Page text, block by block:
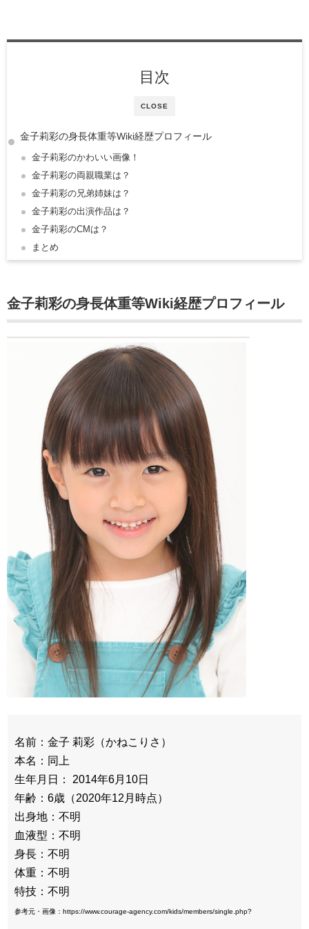
CLOSE
目次
金子莉彩の身長体重等Wiki経歴プロフィール
金子莉彩のかわいい画像！
金子莉彩の両親職業は？
金子莉彩の兄弟姉妹は？
金子莉彩の出演作品は？
金子莉彩のCMは？
まとめ
金子莉彩の身長体重等Wiki経歴プロフィール
名前：金子 莉彩（かねこりさ）
本名：同上
生年月日： 2014年6月10日
年齢：6歳（2020年12月時点）
出身地：不明
血液型：不明
身長：不明
体重：不明
特技：不明
参考元・画像：https://www.courage-agency.com/kids/members/single.php?